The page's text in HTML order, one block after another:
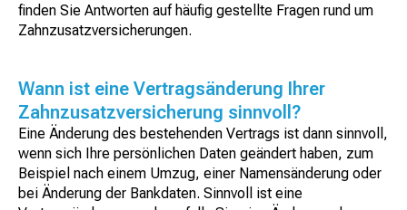
finden Sie Antworten auf häufig gestellte Fragen rund um
Zahnzusatzversicherungen.
Wann ist eine Vertragsänderung Ihrer
Zahnzusatzversicherung sinnvoll?
Eine Änderung des bestehenden Vertrags ist dann sinnvoll,
wenn sich Ihre persönlichen Daten geändert haben, zum
Beispiel nach einem Umzug, einer Namensänderung oder
bei Änderung der Bankdaten. Sinnvoll ist eine